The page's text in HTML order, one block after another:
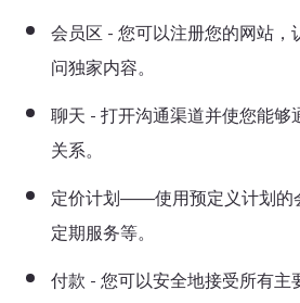
会员区 - 您可以注册您的网站，
问独家内容。
聊天 - 打开沟通渠道并使您能够
关系。
定价计划——使用预定义计划的
定期服务等。
付款 - 您可以安全地接受所有主